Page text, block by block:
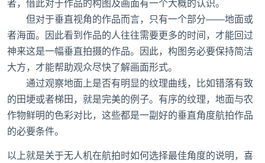
者，借此对于作品的构图及画面有一个大概的认识。
但对于垂直视角的作品而言，只有一个部分——地面或
者海面。因此看到作品的人往往需要更多的时间，才能回过
神来这是一幅垂直拍摄的作品。因此，构图务必要保持简洁
大方，才能帮助观众尽快了解画面形式。
通过观察地面上是否有明显的纹理曲线，比如错落有致
的田埂或者梯田，就是完美的例子。有序的纹理，地面与农
作物鲜明的色彩对比，这些都是一副好的垂直角度航拍作品
的必要条件。
以上就是关于无人机在航拍时如何选择最佳角度的说明，喜